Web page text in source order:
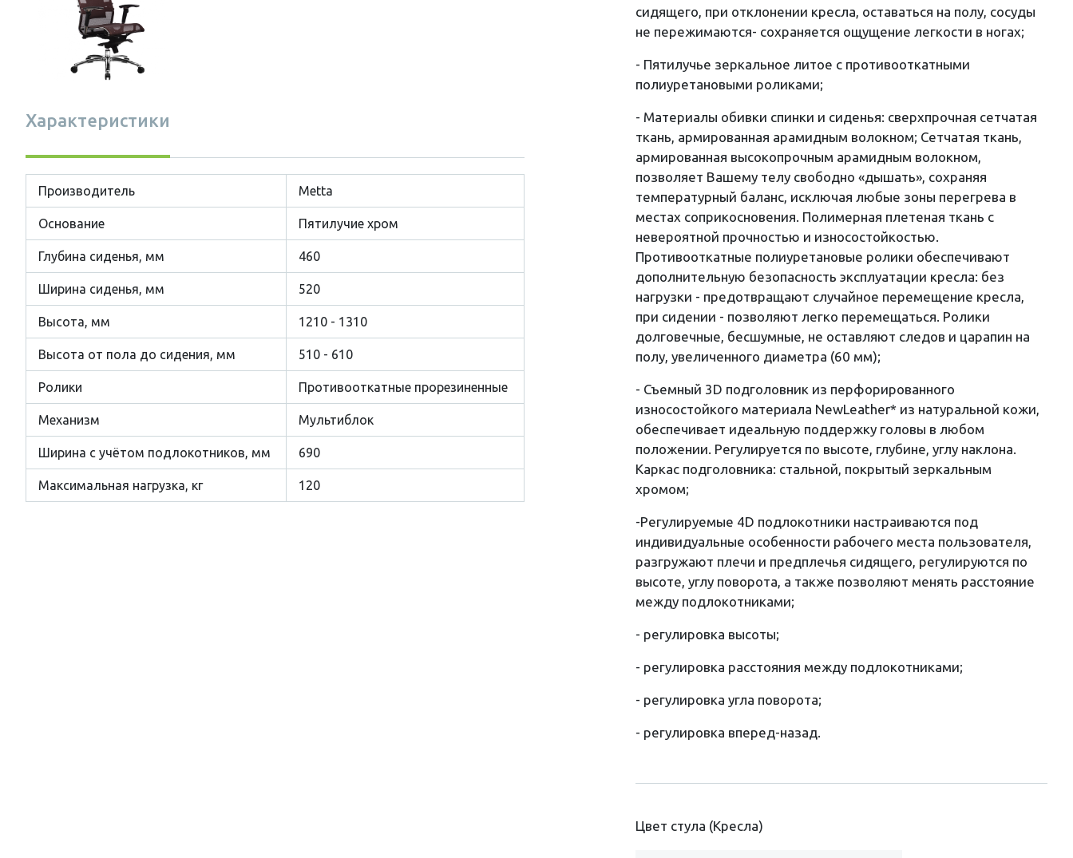
Характеристики
Производитель Metta
Основание Пятилучие хром
Глубина сиденья, мм 460
Ширина сиденья, мм 520
Высота, мм 1210 - 1310
Высота от пола до сидения, мм 510 - 610
Ролики Противооткатные прорезиненные
Механизм Мультиблок
Ширина с учётом подлокотников, мм 690
Максимальная нагрузка, кг 120
сидящего, при отклонении кресла, оставаться на полу, сосуды
не пережимаются- сохраняется ощущение легкости в ногах;
- Пятилучье зеркальное литое с противооткатными
полиуретановыми роликами;
- Материалы обивки спинки и сиденья: сверхпрочная сетчатая
ткань, армированная арамидным волокном; Сетчатая ткань,
армированная высокопрочным арамидным волокном,
позволяет Вашему телу свободно «дышать», сохраняя
температурный баланс, исключая любые зоны перегрева в
местах соприкосновения. Полимерная плетеная ткань с
невероятной прочностью и износостойкостью.
Противооткатные полиуретановые ролики обеспечивают
дополнительную безопасность эксплуатации кресла: без
нагрузки - предотвращают случайное перемещение кресла,
при сидении - позволяют легко перемещаться. Ролики
долговечные, бесшумные, не оставляют следов и царапин на
полу, увеличенного диаметра (60 мм);
- Съемный 3D подголовник из перфорированного
износостойкого материала NewLeather* из натуральной кожи,
обеспечивает идеальную поддержку головы в любом
положении. Регулируется по высоте, глубине, углу наклона.
Каркас подголовника: стальной, покрытый зеркальным
хромом;
-Регулируемые 4D подлокотники настраиваются под
индивидуальные особенности рабочего места пользователя,
разгружают плечи и предплечья сидящего, регулируются по
высоте, углу поворота, а также позволяют менять расстояние
между подлокотниками;
- регулировка высоты;
- регулировка расстояния между подлокотниками;
- регулировка угла поворота;
- регулировка вперед-назад.
Цвет стула (Кресла)